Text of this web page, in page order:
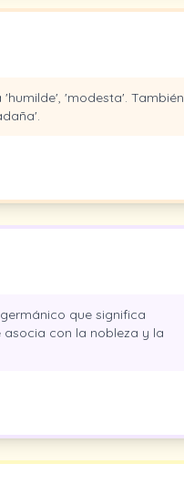
'humilde', 'modesta'. También
que significa
asocia con la nobleza y la